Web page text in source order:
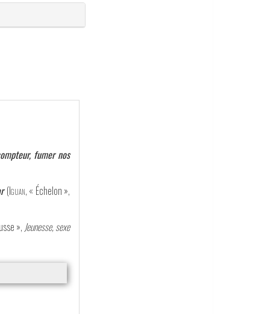
fumer nos
(Iguan, « Échelon »,
», Jeunesse, sexe